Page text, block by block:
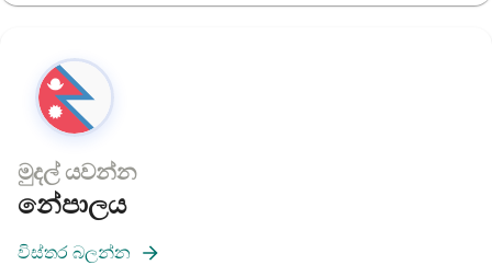
මුදල් යවන්න
නේපාලය
විස්තර බලන්න